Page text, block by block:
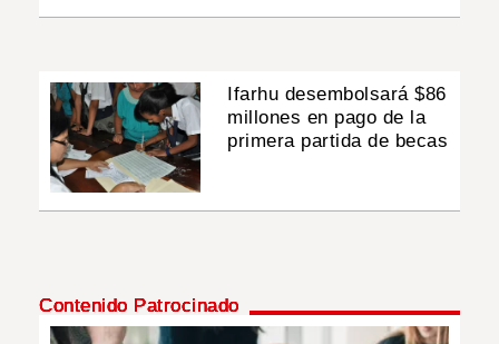
Ifarhu desembolsará $86
millones en pago de la
primera partida de becas
Contenido Patrocinado